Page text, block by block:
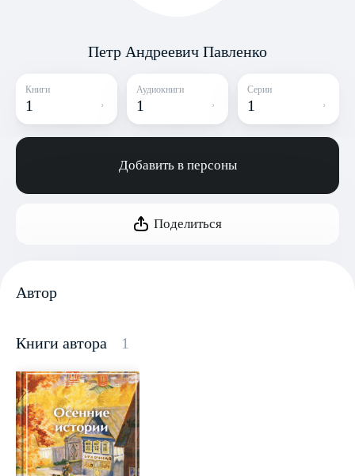
Петр Андреевич Павленко
Книги
1
Аудиокниги
1
Серии
1
Добавить в персоны
Поделиться
Автор
Книги автора 1